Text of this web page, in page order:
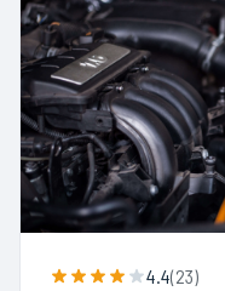
4.4(23)